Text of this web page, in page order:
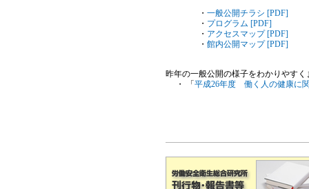
・ 一般公開チラシ [PDF]
・ プログラム [PDF]
・ アクセスマップ [PDF]
・ 館内公開マップ [PDF]
昨年の一般公開の様子をわかりやす
・ 「 平成26年度 働く人の健康に